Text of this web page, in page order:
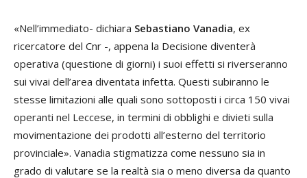
«Nell’immediato- dichiara Sebastiano Vanadia, ex
ricercatore del Cnr -, appena la Decisione diventerà
operativa (questione di giorni) i suoi effetti si riverseranno
sui vivai dell’area diventata infetta. Questi subiranno le
stesse limitazioni alle quali sono sottoposti i circa 150 vivai
operanti nel Leccese, in termini di obblighi e divieti sulla
movimentazione dei prodotti all’esterno del territorio
provinciale». Vanadia stigmatizza come nessuno sia in
grado di valutare se la realtà sia o meno diversa da quanto